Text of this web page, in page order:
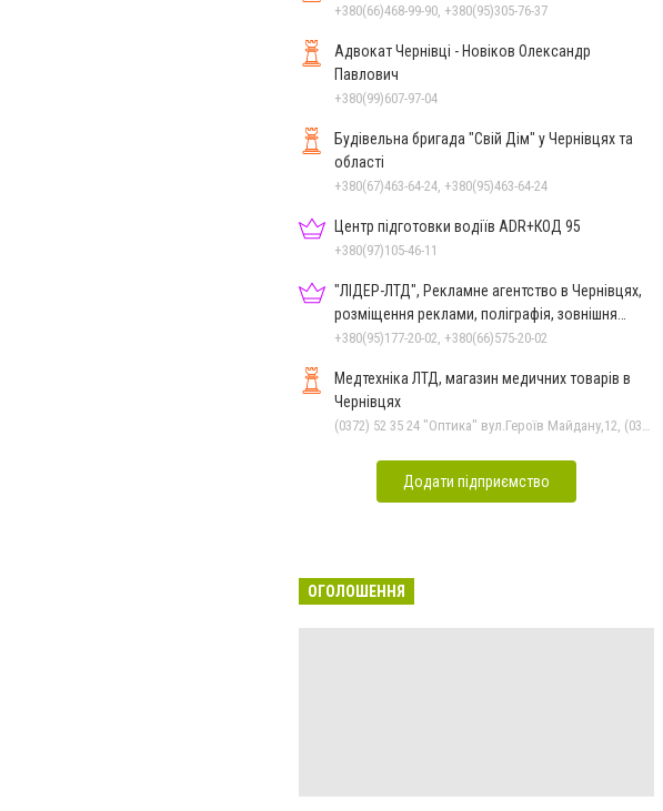
+380(66)468-99-90, +380(95)305-76-37
Адвокат Чернівці - Новіков Олександр
Павлович
+380(99)607-97-04
Будівельна бригада "Свій Дім" у Чернівцях та
області
+380(67)463-64-24, +380(95)463-64-24
Центр підготовки водіїв ADR+КОД 95
+380(97)105-46-11
"ЛІДЕР-ЛТД", Рекламне агентство в Чернівцях,
розміщення реклами, поліграфія, зовнішня
реклама
+380(95)177-20-02, +380(66)575-20-02
Медтехніка ЛТД, магазин медичних товарів в
Чернівцях
Додати підприємство
ОГОЛОШЕННЯ